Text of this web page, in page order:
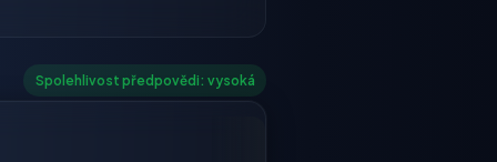
Spolehlivost předpovědi: vysoká